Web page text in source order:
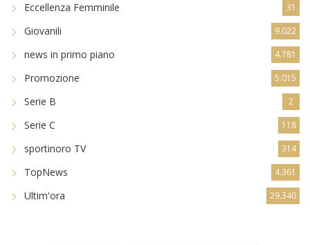
Eccellenza Femminile 31
Giovanili 9.022
news in primo piano 4.781
Promozione 5.015
Serie B 2
Serie C 118
sportinoro TV 314
TopNews 4.361
Ultim'ora 29.340